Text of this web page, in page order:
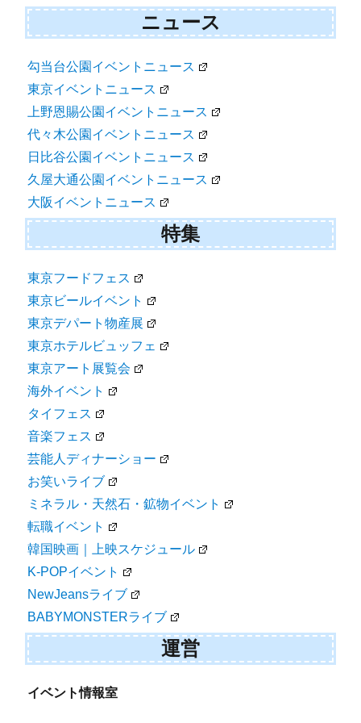
ニュース
勾当台公園イベントニュース
東京イベントニュース
上野恩賜公園イベントニュース
代々木公園イベントニュース
日比谷公園イベントニュース
久屋大通公園イベントニュース
大阪イベントニュース
特集
東京フードフェス
東京ビールイベント
東京デパート物産展
東京ホテルビュッフェ
東京アート展覧会
海外イベント
タイフェス
音楽フェス
芸能人ディナーショー
お笑いライブ
ミネラル・天然石・鉱物イベント
転職イベント
韓国映画｜上映スケジュール
K-POPイベント
NewJeansライブ
BABYMONSTERライブ
運営
イベント情報室